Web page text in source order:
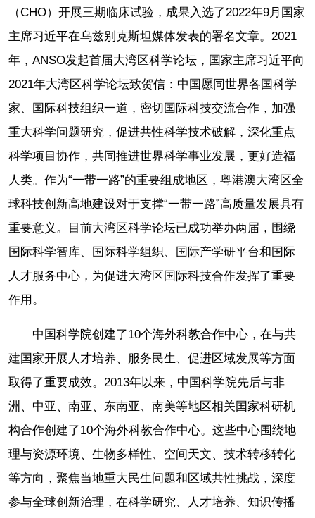
（CHO）开展三期临床试验，成果入选了2022年9月国家
主席习近平在乌兹别克斯坦媒体发表的署名文章。2021
年，ANSO发起首届大湾区科学论坛，国家主席习近平向
2021年大湾区科学论坛致贺信：中国愿同世界各国科学
家、国际科技组织一道，密切国际科技交流合作，加强
重大科学问题研究，促进共性科学技术破解，深化重点
科学项目协作，共同推进世界科学事业发展，更好造福
人类。作为“一带一路”的重要组成地区，粤港澳大湾区全
球科技创新高地建设对于支撑“一带一路”高质量发展具有
重要意义。目前大湾区科学论坛已成功举办两届，围绕
国际科学智库、国际科学组织、国际产学研平台和国际
人才服务中心，为促进大湾区国际科技合作发挥了重要
作用。
中国科学院创建了10个海外科教合作中心，在与共
建国家开展人才培养、服务民生、促进区域发展等方面
取得了重要成效。2013年以来，中国科学院先后与非
洲、中亚、南亚、东南亚、南美等地区相关国家科研机
构合作创建了10个海外科教合作中心。这些中心围绕地
理与资源环境、生物多样性、空间天文、技术转移转化
等方向，聚焦当地重大民生问题和区域共性挑战，深度
参与全球创新治理，在科学研究、人才培养、知识传播